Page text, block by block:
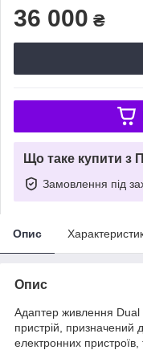
36 000 ₴
Що таке купити з
Замовлення під
Опис
Опис
Адаптер живлення
пристрій, призначений
електронних